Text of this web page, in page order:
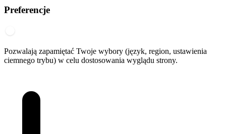
Preferencje
Pozwalają zapamiętać Twoje wybory (język, region, ustawienia
ciemnego trybu) w celu dostosowania wyglądu strony.